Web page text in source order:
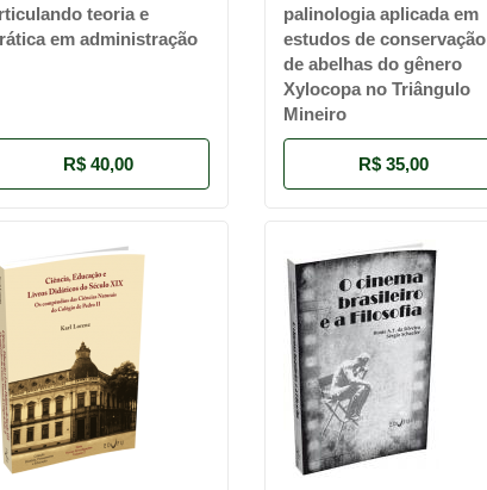
teoria e
em administração
R$ 40,00
palinologia aplicada em
estudos de conservação
de abelhas do gênero
Xylocopa no Triângulo
Mineiro
R$ 35,00